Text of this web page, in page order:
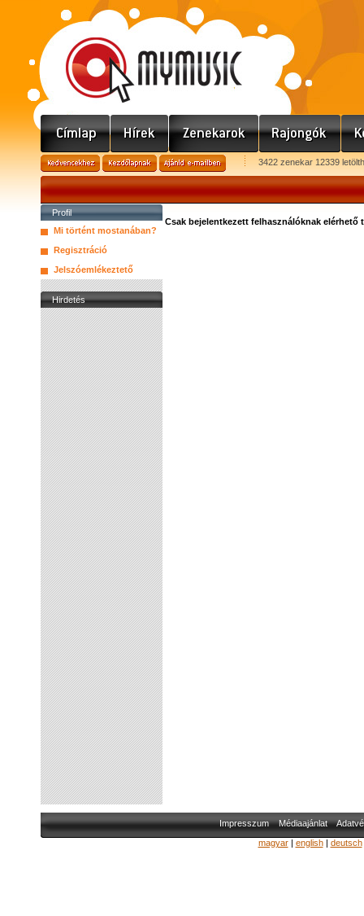
3422 zenekar 12339
Profil
Mi történt mostanában?
Regisztráció
Jelszóemlékeztető
Hirdetés
Csak bejelentkezett felhasználóknak elérhető
Impresszum Médiaajánlat
magyar| english| deutsch